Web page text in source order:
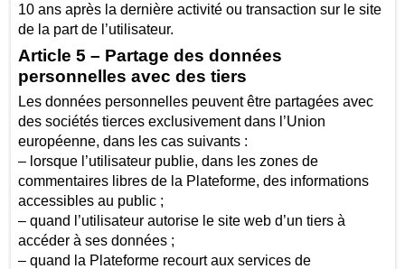
10 ans après la dernière activité ou transaction sur le site
de la part de l’utilisateur.
Article 5 – Partage des données
personnelles avec des tiers
Les données personnelles peuvent être partagées avec
des sociétés tierces exclusivement dans l’Union
européenne, dans les cas suivants :
– lorsque l’utilisateur publie, dans les zones de
commentaires libres de la Plateforme, des informations
accessibles au public ;
– quand l’utilisateur autorise le site web d’un tiers à
accéder à ses données ;
– quand la Plateforme recourt aux services de